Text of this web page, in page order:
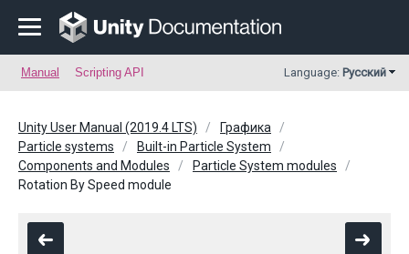
Manual Scripting API Language: Русский
Unity User Manual (2019.4 LTS)
Графика
Particle systems
Built-in Particle System
Components and Modules
Particle System modules
Rotation By Speed module